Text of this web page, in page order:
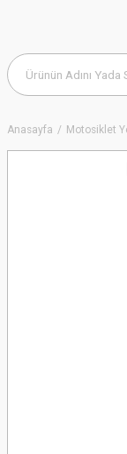
Anasayfa Motosiklet